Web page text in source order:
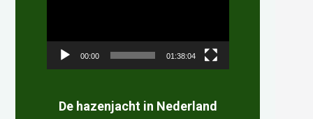
00:00 01:38:04
De hazenjacht in Nederland